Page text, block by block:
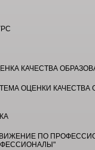
КАЧЕСТВА
ОЦЕНКИ КАЧЕСТВА
ПО